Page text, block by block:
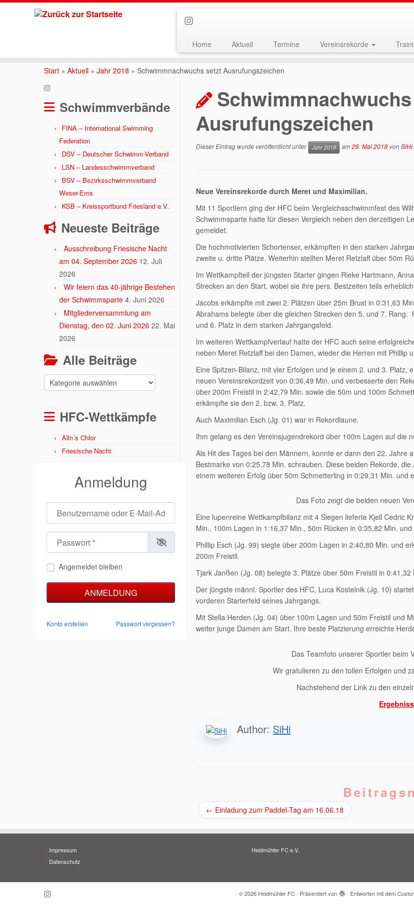
Home Aktuell Termine Vereinsrekorde
Start » Aktuell » Jahr 2018 » Schwimmnachwuchs setzt Ausrufungszeichen
Schwimmverbände
FINA – International Swimming
Federation
DSV – Deutscher Schwimm-Verband
LSN – Landesschwimmverband
BSV – Bezirksschwimmverband
Weser-Ems
KSB – Kreissportbund Friesland e.V.
Neueste Beiträge
Ausschreibung Friesische Nacht
am 04. September 2026 12. Juli
2026
Wir feiern das 40-jährige Bestehen
der Schwimmsparte 4. Juni 2026
Mitgliederversammlung am
Dienstag, den 02. Juni 2026 22. Mai
2026
Alle Beiträge
Alle
Beiträge
HFC-Wettkämpfe
Alln´s Chlor
Friesische Nacht
Anmeldung
Angemeldet bleiben
ANMELDUNG
Konto erstellen Passwort vergessen?
Ausrufungszeichen
Dieser Eintrag wurde veröffentlicht unter Jahr 2018 am29. Mai 2018 vonSiHi
Neue Vereinsrekorde durch Meret und Maximilian.
Mit 11 Sportlern ging der HFC beim Vergleichsschwimmfest des
Schwimmsparte hatte für diesen Vergleich neben den derzeitigen
gemeldet.
Die hochmotivierten Schortenser, erkämpften in den starken
zweite u. dritte Plätze. Weiterhin stellten Meret Retzlaff über 50m
Im Wettkampfteil der jüngsten Starter gingen Rieke Hartmann,
Strecken an den Start, wobei sie ihre pers. Bestzeiten teils
Jacobs erkämpfte mit zwei 2. Plätzen über 25m Brust in 0:31,63
Abrahams belegte über die gleichen Strecken den 5. und 7.
und 6. Platz in dem starken Jahrgangsfeld.
Im weiteren Wettkampfverlauf hatte der HFC auch seine
neben Meret Retzlaff bei den Damen, wieder die Herren mit Phillip
Eine Spitzen-Bilanz, mit vier Erfolgen und je einem 2. und 3.
neuen Vereinsrekordzeit von 0:36,49 Min. und verbesserte den
über 200m Freistil in 2:42,79 Min. sowie die 50m und 100m
erkämpfte sie den 2. bzw. 3. Platz.
Auch Maximilian Esch (Jg. 01) war in Rekordlaune.
Ihm gelang es den Vereinsjugendrekord über 100m Lagen auf die
Als Hit des Tages bei den Männern, konnte er dann den 22. Jahre
Bestmarke von 0:25,78 Min. schrauben. Diese beiden Rekorde,
einem weiteren Erfolg über 50m Schmetterling in 0:29,31 Min. und
Das Foto zeigt die beiden neuen
Eine lupenreine Wettkampfbilanz mit 4 Siegen lieferte Kjell Cedric
Min., 100m Lagen in 1:16,37 Min., 50m Rücken in 0:35,82 Min.
Phillip Esch (Jg. 99) siegte über 200m Lagen in 2:40,80 Min. und
200m Freistil.
Tjark Janßen (Jg. 08) belegte 3. Plätze über 50m Freistil in
Der jüngste männl. Sportler des HFC, Luca Kostelnik (Jg. 10)
vorderen Starterfeld seines Jahrgangs.
Mit Stella Herden (Jg. 04) über 100m Lagen und 50m Freistil und
weiter junge Damen am Start. Ihre beste Platzierung erreichte
Das Teamfoto unserer Sportler beim
Wir gratulieren zu den tollen Erfolgen und
Nachstehend der Link zu den
Author: SiHi
← Einladung zum Paddel-Tag am 16.06.18
Impressum
Datenschutz
Heidmühler FC e.V.
· © 2026 Heidmühler FC · Präsentiert von · Entworfen mit dem